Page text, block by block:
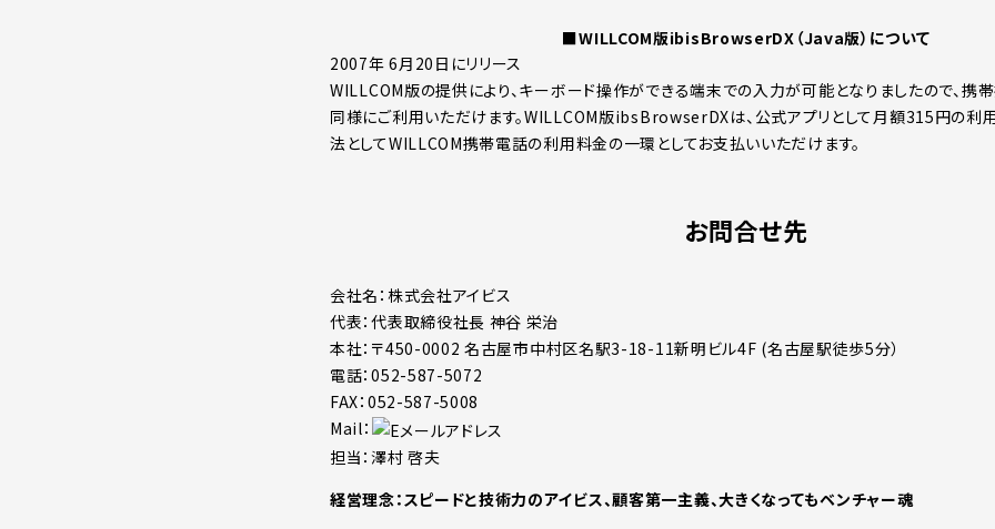
■WILLCOM版ibisBrowserDX（Java版）について
2007年 6月20日にリリース
WILLCOM版の提供により、キーボード操作ができる端末での入力が可能となりましたので、携
同様にご利用いただけます。WILLCOM版ibsBrowserDXは、公式アプリとして月額315円の利
法としてWILLCOM携帯電話の利用料金の一環としてお支払いいただけます。
お問合せ先
会社名：株式会社アイビス
代表：代表取締役社長 神谷 栄治
本社：〒450-0002 名古屋市中村区名駅3-18-11新明ビル4F (名古屋駅徒歩5分）
電話：052-587-5072
FAX：052-587-5008
Mail：
担当：澤村 啓夫
経営理念：スピードと技術力のアイビス、顧客第一主義、大きくなってもベンチャー魂